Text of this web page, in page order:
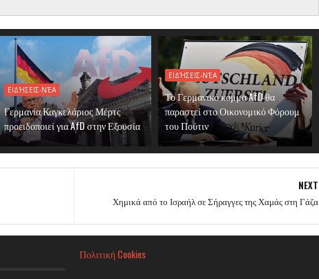
ΕΙΔΉΣΕΙΣ-ΝΈΑ
Γερμανία Καγκελάριος Μέρτς
προειδοποιεί για AfD στην Εξουσία
ΕΙΔΉΣΕΙΣ-ΝΈΑ
Το Γερμανικό κόμμα AfD θα
παραστεί στο Οικονομικό Φόρουμ
του Πούτιν
NEXT
Χημικά από το Ισραήλ σε Σήραγγες της Χαμάς στη Γάζα
Πολιτική Cookies